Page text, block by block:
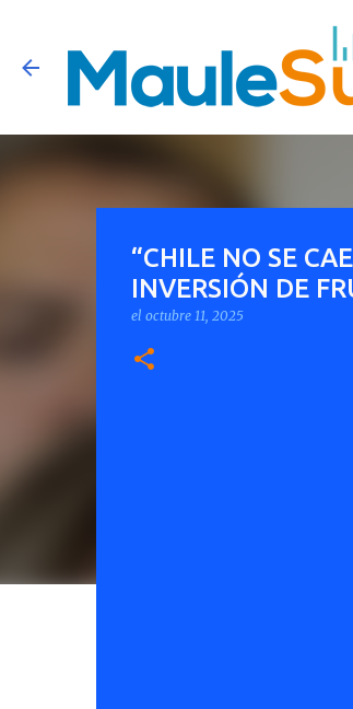
“CHILE NO SE
INVERSIÓN DE
el octubre 11, 2025